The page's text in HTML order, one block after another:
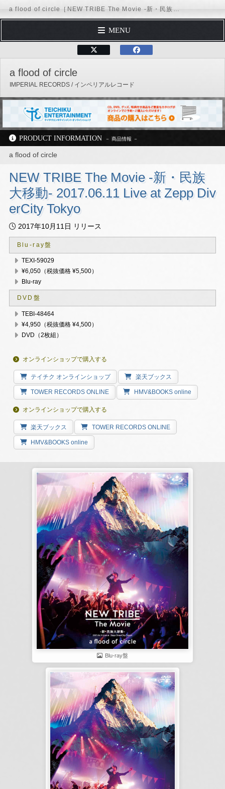
a flood of circle［NEW TRIBE The Movie -新・民族大移動- 2017.06.11 Live at Zepp DiverCity Tokyo：TEXI-59029 / TEBI-48464］ / IMPERIAL RECORDS
MENU
DISCOGRAPHY
FORM MAIL
REQUEST
Official Site Facebook X（Twitter）
TikTok
テイチクエンタテインメント IMPERIAL RECORDS a flood of circle
ディスコグラフィー TEXI-59029 / TEBI-48464
テイチクエンタテインメント
a flood of circle
IMPERIAL RECORDS / インペリアルレコード
PRODUCT INFORMATION
a flood of circle
NEW TRIBE The Movie -新・民族
大移動- 2017.06.11 Live at Zepp Div
erCity Tokyo
2017年10月11日 リリース
Blu-ray盤
TEXI-59029
¥6,050（税抜価格 ¥5,500）
Blu-ray
DVD盤
TEBI-48464
¥4,950（税抜価格 ¥4,500）
DVD（2枚組）
オンラインショップで購入する
テイチク オンラインショップ 楽天ブックス
TOWER RECORDS ONLINE HMV&BOOKS online
オンラインショップで購入する
楽天ブックス TOWER RECORDS ONLINE
HMV&BOOKS online
Blu-ray盤